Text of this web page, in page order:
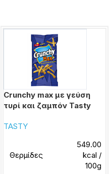
Crunchy max με γεύση
τυρί και ζαμπόν Tasty
TASTY
Θερμίδες
549.00
kcal /
100g